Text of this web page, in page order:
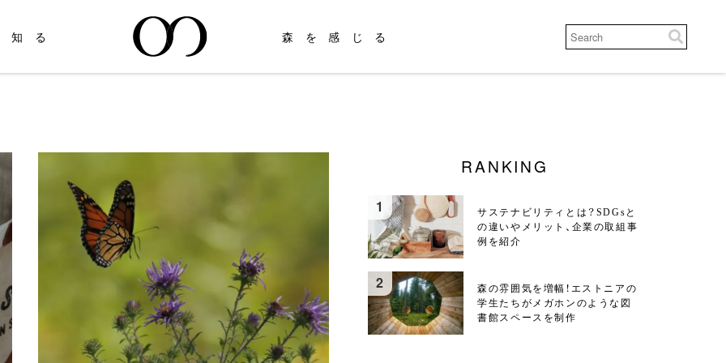
知る 森を感じる
RANKING
サステナビリティとは？SDGsと
の違いやメリット、企業の取組事
例を紹介
森の雰囲気を増幅！エストニアの
学生たちがメガホンのような図
書館スペースを制作